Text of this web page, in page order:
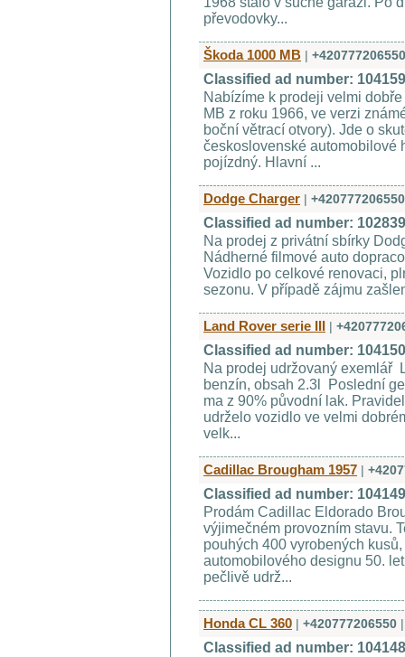
převodovky...
Škoda 1000 MB | +420777206550
Classified ad number:
Nabízíme k prodeji velmi
MB z roku 1966, ve verzi
boční větrací otvory). Jde o
československé automobilové
pojízdný. Hlavní ...
Dodge Charger | +420777206550
Classified ad number:
Na prodej z privátní sbírky
Nádherné filmové auto
Vozidlo po celkové renovaci,
sezonu. V případě zájmu
Land Rover serie III |
Classified ad number:
Na prodej udržovaný exemlář
benzín, obsah 2.3l Poslední
ma z 90% původní lak.
udrželo vozidlo ve velmi
velk...
Cadillac Brougham 1957 |
Classified ad number:
Prodám Cadillac Eldorado
výjimečném provozním stavu.
pouhých 400 vyrobených
automobilového designu 50.
pečlivě udrž...
Honda CL 360 | +420777206550 |
Classified ad number: